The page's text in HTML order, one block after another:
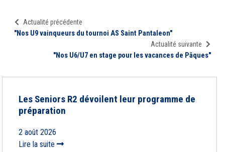
Actualité précédente
"Nos U9 vainqueurs du tournoi AS Saint Pantaleon"
Actualité suivante
"Nos U6/U7 en stage pour les vacances de Pâques"
Les Seniors R2 dévoilent leur programme de
préparation
2 août 2026
Lire la suite